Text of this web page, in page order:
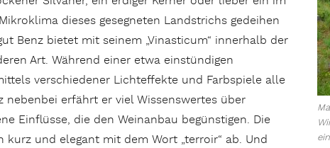
dieses gesegneten Landstrichs gedeihen
Benz bietet mit seinem „Vinasticum“ innerhalb der
Art. Während einer etwa einstündigen
verschiedener Lichteffekte und Farbspiele alle
nebenbei erfährt er viel Wissenswertes über
Einflüsse, die den Weinanbau begünstigen. Die
und elegant mit dem Wort „terroir“ ab. Und